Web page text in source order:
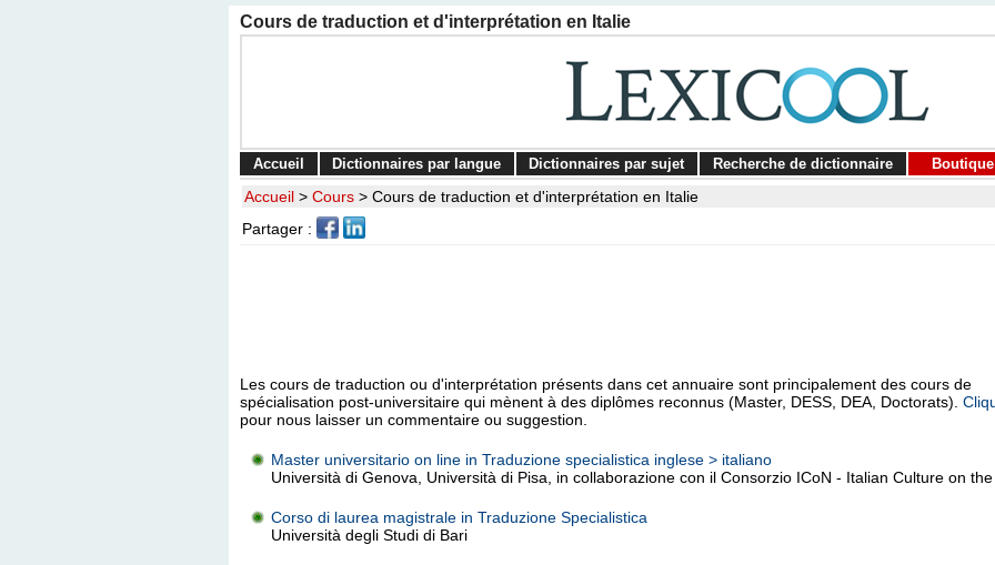
Cours de traduction et d'interprétation en Italie
Accueil Dictionnaires par langue Dictionnaires par sujet Recherche de dictionnaire
Accueil> Cours> Cours de traduction et d'interprétation en Italie
Partager :
Les cours de traduction ou d'interprétation présents dans cet annuaire sont principalement des cours de
spécialisation post-universitaire qui mènent à des diplômes reconnus (Master, DESS, DEA, Doctorats).
pour nous laisser un commentaire ou suggestion.
Master universitario on line in Traduzione specialistica inglese > italiano
Università di Genova, Università di Pisa, in collaborazione con il Consorzio ICoN - Italian Culture on
Corso di laurea magistrale in Traduzione Specialistica
Università degli Studi di Bari